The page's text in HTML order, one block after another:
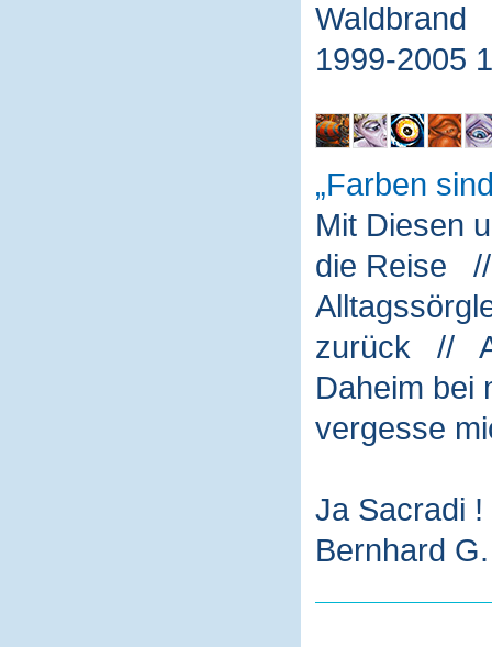
Waldbrand
1999-2005
Farben
Mit Diesen
die Reise
zurück //
Daheim
vergesse
Ja Sacradi
Bernhard